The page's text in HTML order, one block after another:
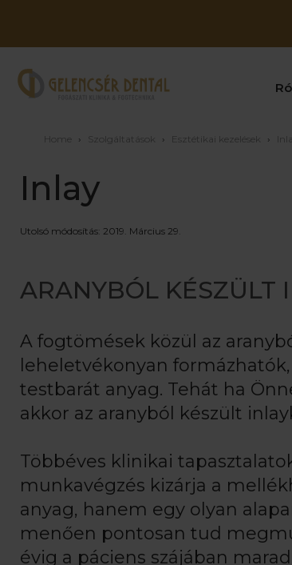
Home › Szolgáltatások › Esztétikai kezelések ›
Inlay
Utolsó módosítás: 2019. Március 29.
ARANYBÓL KÉSZÜLT
A fogtömések közül az
leheletvékonyan
testbarát anyag. Tehát ha
akkor az aranyból készült
Többéves klinikai
munkavégzés kizárja a
anyag, hanem egy olyan
menően pontosan tud
évig a páciens szájában